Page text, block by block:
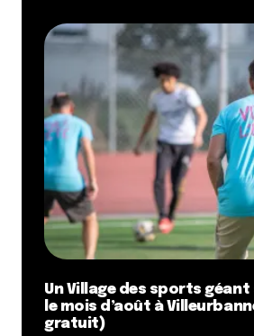
Un Village des sports
le mois d’août à
gratuit)